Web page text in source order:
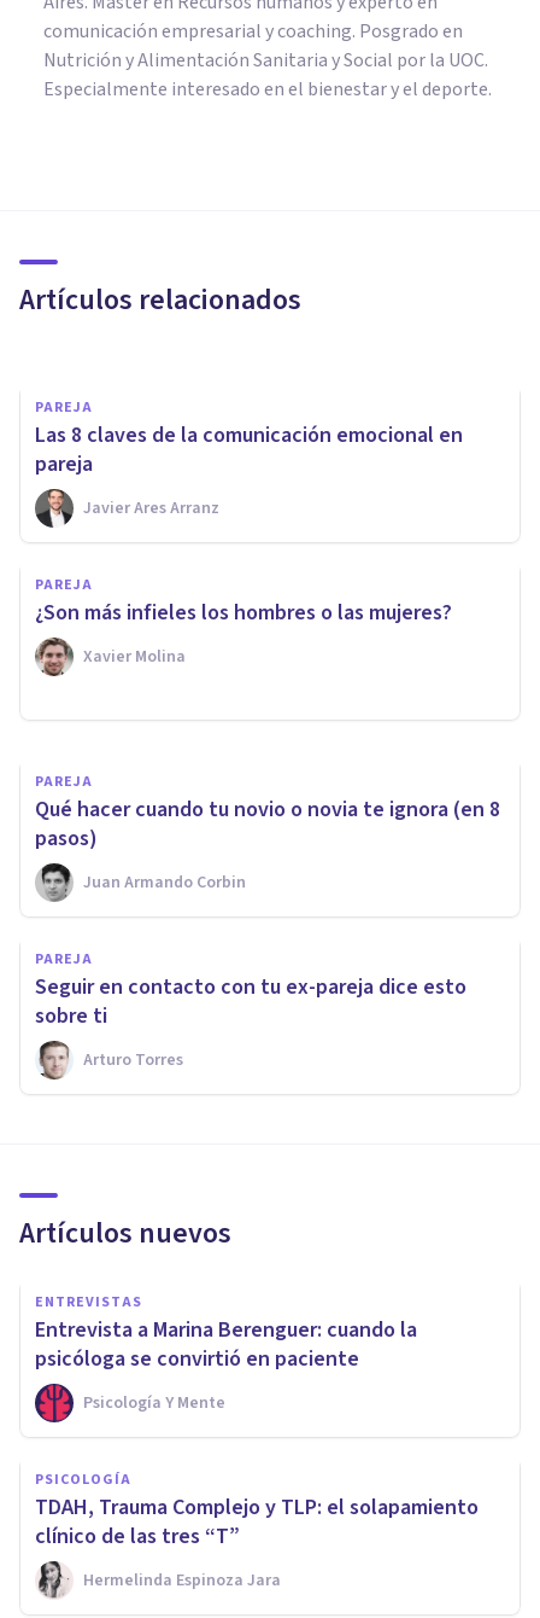
comunicación empresarial y coaching. Posgrado en
Nutrición y Alimentación Sanitaria y Social por la UOC.
Especialmente interesado en el bienestar y el deporte.
Artículos relacionados
cuentan
PAREJA
Las 8 claves de la comunicación emocional en
pareja
Javier Ares Arranz
PAREJA
¿Son más infieles los hombres o las mujeres?
Xavier Molina
3 causas de la falta de deseo
sexual
PAREJA
Qué hacer cuando tu novio o novia te ignora (en 8
pasos)
Juan Armando Corbin
PAREJA
Seguir en contacto con tu ex-pareja dice esto
sobre ti
Arturo Torres
Artículos nuevos
ENTREVISTAS
Entrevista a Marina Berenguer: cuando la
psicóloga se convirtió en paciente
Psicología Y Mente
PSICOLOGÍA
TDAH, Trauma Complejo y TLP: el solapamiento
clínico de las tres “T”
Hermelinda Espinoza Jara